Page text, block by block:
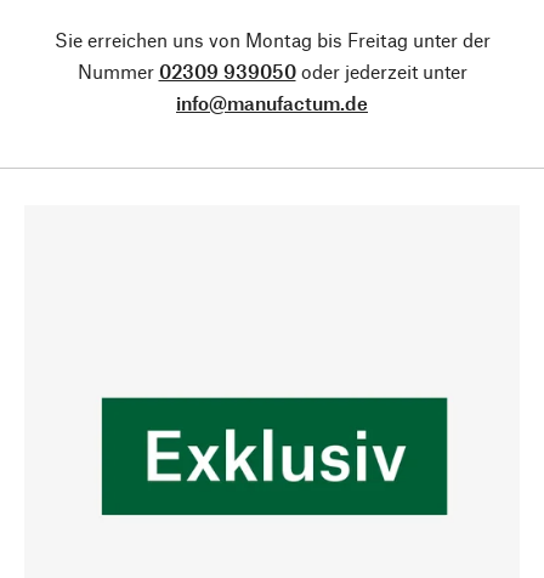
Sie erreichen uns von Montag bis Freitag unter der
Nummer 02309 939050oder jederzeit unter
info@manufactum.de